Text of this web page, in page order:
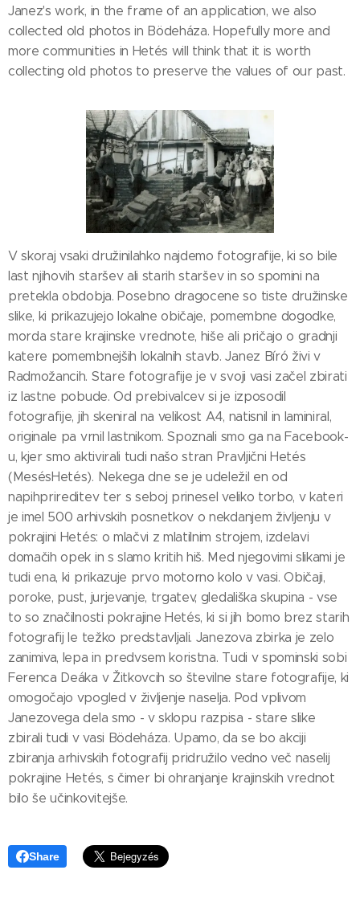
Janez's work, in the frame of an application, we also
collected old photos in Bödeháza. Hopefully more and
more communities in Hetés will think that it is worth
collecting old photos to preserve the values of our past.
V skoraj vsaki družinilahko najdemo fotografije, ki so bile
last njihovih staršev ali starih staršev in so spomini na
pretekla obdobja. Posebno dragocene so tiste družinske
slike, ki prikazujejo lokalne običaje, pomembne dogodke,
morda stare krajinske vrednote, hiše ali pričajo o gradnji
katere pomembnejših lokalnih stavb. Janez Bíró živi v
Radmožancih. Stare fotografije je v svoji vasi začel zbirati
iz lastne pobude. Od prebivalcev si je izposodil
fotografije, jih skeniral na velikost A4, natisnil in laminiral,
originale pa vrnil lastnikom. Spoznali smo ga na Facebook-
u, kjer smo aktivirali tudi našo stran Pravljični Hetés
(MesésHetés). Nekega dne se je udeležil en od
napihprireditev ter s seboj prinesel veliko torbo, v kateri
je imel 500 arhivskih posnetkov o nekdanjem življenju v
pokrajini Hetés: o mlačvi z mlatilnim strojem, izdelavi
domačih opek in s slamo kritih hiš. Med njegovimi slikami je
tudi ena, ki prikazuje prvo motorno kolo v vasi. Običaji,
poroke, pust, jurjevanje, trgatev, gledališka skupina - vse
to so značilnosti pokrajine Hetés, ki si jih bomo brez starih
fotografij le težko predstavljali. Janezova zbirka je zelo
zanimiva, lepa in predvsem koristna. Tudi v spominski sobi
Ferenca Deáka v Žitkovcih so številne stare fotografije, ki
omogočajo vpogled v življenje naselja. Pod vplivom
Janezovega dela smo - v sklopu razpisa - stare slike
zbirali tudi v vasi Bödeháza. Upamo, da se bo akciji
zbiranja arhivskih fotografij pridružilo vedno več naselij
pokrajine Hetés, s čimer bi ohranjanje krajinskih vrednot
bilo še učinkovitejše.
Share